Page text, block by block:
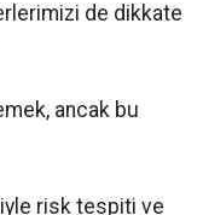
de dikkate
ancak bu
risk tespiti ve